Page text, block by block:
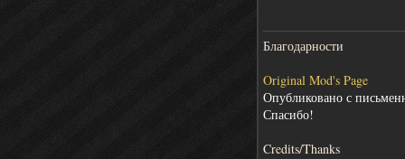
Благодарности
Original Mod's Page
Опубликовано с
Спасибо!
Credits/Thanks